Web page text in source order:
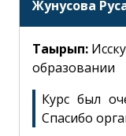
Жунусова
Тақырып:
образовании
Курс был
Спасибо